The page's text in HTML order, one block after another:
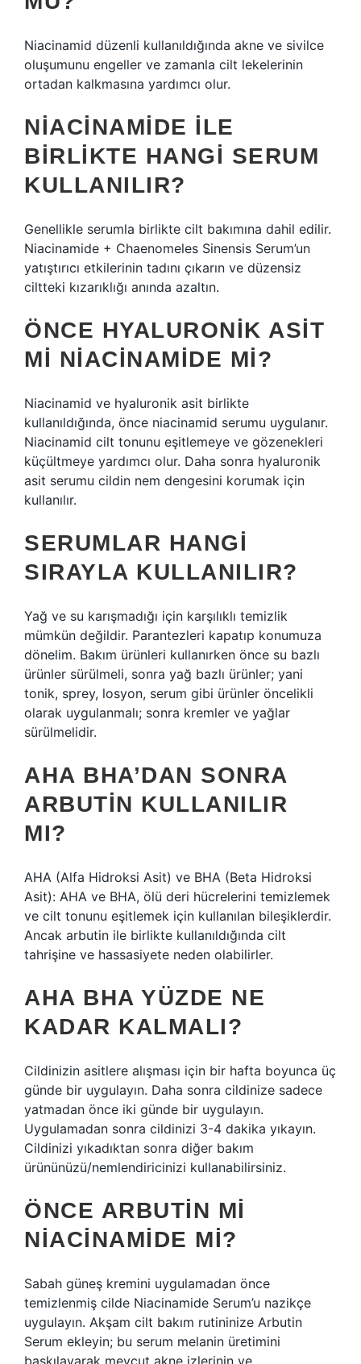
Niacinamid düzenli kullanıldığında akne ve sivilce
oluşumunu engeller ve zamanla cilt lekelerinin
ortadan kalkmasına yardımcı olur.
NIACINAMIDE ILE
BIRLIKTE HANGI SERUM
KULLANILIR?
Genellikle serumla birlikte cilt bakımına dahil edilir.
Niacinamide + Chaenomeles Sinensis Serum’un
yatıştırıcı etkilerinin tadını çıkarın ve düzensiz
ciltteki kızarıklığı anında azaltın.
ÖNCE HYALURONIK ASIT
MI NIACINAMIDE MI?
Niacinamid ve hyaluronik asit birlikte
kullanıldığında, önce niacinamid serumu uygulanır.
Niacinamid cilt tonunu eşitlemeye ve gözenekleri
küçültmeye yardımcı olur. Daha sonra hyaluronik
asit serumu cildin nem dengesini korumak için
kullanılır.
SERUMLAR HANGI
SIRAYLA KULLANILIR?
Yağ ve su karışmadığı için karşılıklı temizlik
mümkün değildir. Parantezleri kapatıp konumuza
dönelim. Bakım ürünleri kullanırken önce su bazlı
ürünler sürülmeli, sonra yağ bazlı ürünler; yani
tonik, sprey, losyon, serum gibi ürünler öncelikli
olarak uygulanmalı; sonra kremler ve yağlar
sürülmelidir.
AHA BHA’DAN SONRA
ARBUTIN KULLANILIR
MI?
AHA (Alfa Hidroksi Asit) ve BHA (Beta Hidroksi
Asit): AHA ve BHA, ölü deri hücrelerini temizlemek
ve cilt tonunu eşitlemek için kullanılan bileşiklerdir.
Ancak arbutin ile birlikte kullanıldığında cilt
tahrişine ve hassasiyete neden olabilirler.
AHA BHA YÜZDE NE
KADAR KALMALI?
Cildinizin asitlere alışması için bir hafta boyunca üç
günde bir uygulayın. Daha sonra cildinize sadece
yatmadan önce iki günde bir uygulayın.
Uygulamadan sonra cildinizi 3-4 dakika yıkayın.
Cildinizi yıkadıktan sonra diğer bakım
ürününüzü/nemlendiricinizi kullanabilirsiniz.
ÖNCE ARBUTIN MI
NIACINAMIDE MI?
Sabah güneş kremini uygulamadan önce
temizlenmiş cilde Niacinamide Serum’u nazikçe
uygulayın. Akşam cilt bakım rutininize Arbutin
Serum ekleyin; bu serum melanin üretimini
baskılayarak mevcut akne izlerinin ve